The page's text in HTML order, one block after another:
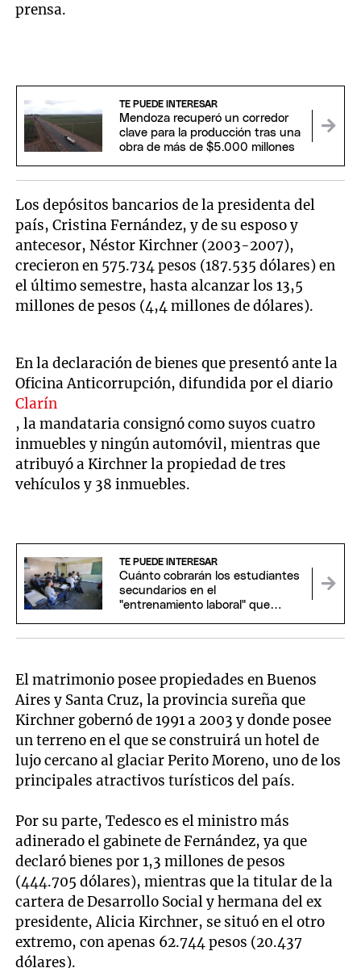
prensa.
TE PUEDE INTERESAR
Mendoza recuperó un corredor
clave para la producción tras una
obra de más de $5.000 millones
Los depósitos bancarios de la presidenta del
país, Cristina Fernández, y de su esposo y
antecesor, Néstor Kirchner (2003-2007),
crecieron en 575.734 pesos (187.535 dólares) en
el último semestre, hasta alcanzar los 13,5
millones de pesos (4,4 millones de dólares).
En la declaración de bienes que presentó ante la
Oficina Anticorrupción, difundida por el diario
Clarín
, la mandataria consignó como suyos cuatro
inmuebles y ningún automóvil, mientras que
atribuyó a Kirchner la propiedad de tres
vehículos y 38 inmuebles.
TE PUEDE INTERESAR
Cuánto cobrarán los estudiantes
secundarios en el
"entrenamiento laboral" que
El matrimonio posee propiedades en Buenos
Aires y Santa Cruz, la provincia sureña que
Kirchner gobernó de 1991 a 2003 y donde posee
un terreno en el que se construirá un hotel de
lujo cercano al glaciar Perito Moreno, uno de los
principales atractivos turísticos del país.
Por su parte, Tedesco es el ministro más
adinerado el gabinete de Fernández, ya que
declaró bienes por 1,3 millones de pesos
(444.705 dólares), mientras que la titular de la
cartera de Desarrollo Social y hermana del ex
presidente, Alicia Kirchner, se situó en el otro
extremo, con apenas 62.744 pesos (20.437
dólares).